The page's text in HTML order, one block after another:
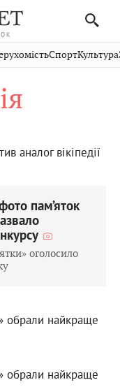
Авто СловкоКультура
Дім
СпортКультура
аналог вікіпедії
пам’яток
оголосило
обрали найкраще
обрали найкраще